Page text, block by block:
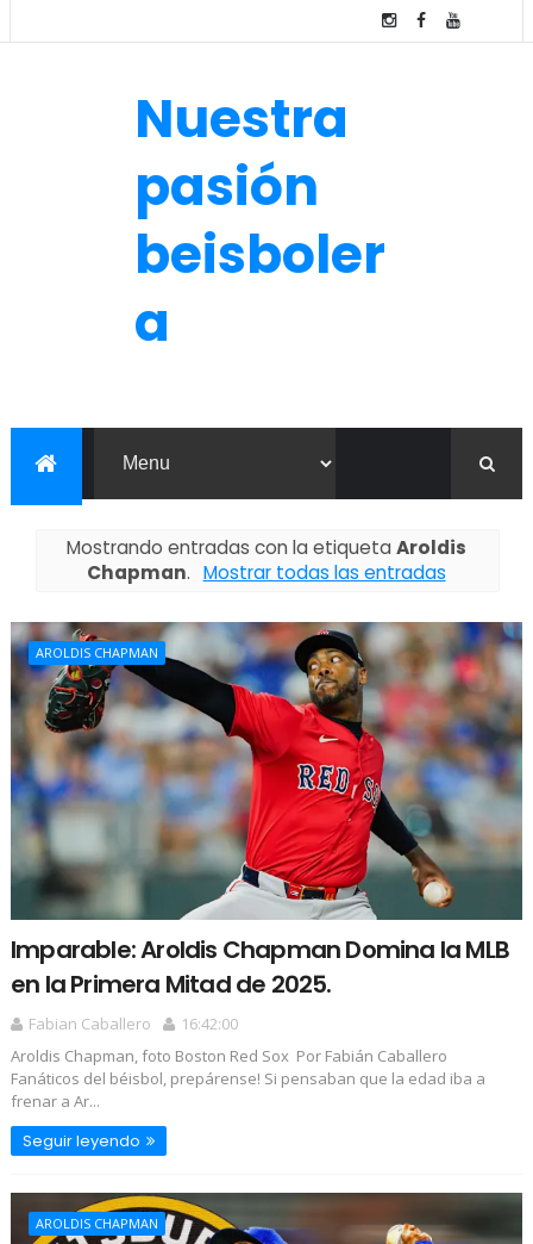
Nuestra
pasión
beisboler
a
Mostrando entradas con la etiqueta Aroldis
Chapman. Mostrar todas las entradas
AROLDIS CHAPMAN
Imparable: Aroldis Chapman Domina la MLB
en la Primera Mitad de 2025.
Fabian Caballero
16:42:00
Aroldis Chapman, foto Boston Red Sox Por Fabián Caballero
Fanáticos del béisbol, prepárense! Si pensaban que la edad iba a
frenar a Ar...
Seguir leyendo
AROLDIS CHAPMAN